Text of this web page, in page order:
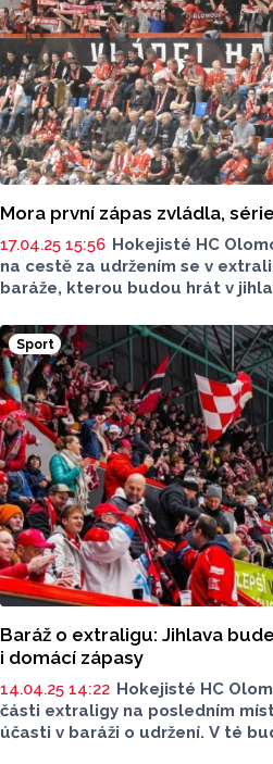
Mora první zápas zvládla,
17.04.25 15:56 Hokejisté HC
na cestě za udržením se v
baráže, kterou budou hrát v
nájezdech. Zápas skončil 2:1,
útočník Jakub Orsava. Série
dnes, další utkání se hrají v
Sport
Baráž o extraligu: Jihlava
i domácí zápasy
14.04.25 14:22 Hokejisté HC
části extraligy na posledním
účasti v baráži o udržení. V té